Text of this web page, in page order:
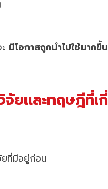
มีโอกาสถูกนำไปใช้มากขึ้
จัยและทฤษฎีที่เ
ที่มีอยู่ก่อน